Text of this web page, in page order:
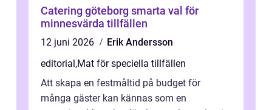
Catering göteborg smarta val för
minnesvärda tillfällen
12 juni 2026
Erik Andersson
editorial,Mat för speciella tillfällen
Att skapa en festmåltid på budget för
många gäster kan kännas som en